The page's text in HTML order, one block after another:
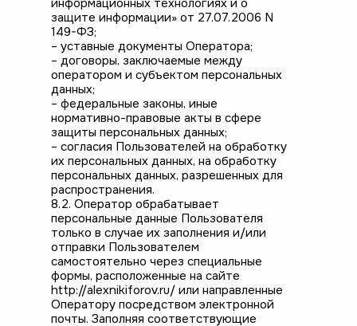
информационных технологиях и о
защите информации» от 27.07.2006 N
149-ФЗ;
– уставные документы Оператора;
– договоры, заключаемые между
оператором и субъектом персональных
данных;
– федеральные законы, иные
нормативно-правовые акты в сфере
защиты персональных данных;
– согласия Пользователей на обработку
их персональных данных, на обработку
персональных данных, разрешенных для
распространения.
8.2. Оператор обрабатывает
персональные данные Пользователя
только в случае их заполнения и/или
отправки Пользователем
самостоятельно через специальные
формы, расположенные на сайте
http://alexnikiforov.ru/ или направленные
Оператору посредством электронной
почты. Заполняя соответствующие